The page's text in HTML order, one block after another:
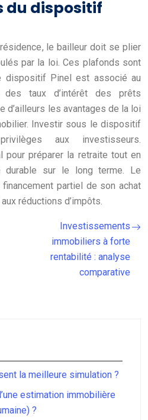
du dispositif
le bailleur doit se plier
par la loi. Ces plafonds sont
dispositif Pinel est associé au
taux d’intérêt des prêts
d’ailleurs les avantages de la loi
Investir sous le dispositif
aux investisseurs.
pour préparer la retraite tout en
durable sur le long terme. Le
partiel de son achat
réductions d’impôts.
Investissements
immobiliers à forte
rentabilité : analyse
comparative
la meilleure simulation ?
estimation immobilière
?